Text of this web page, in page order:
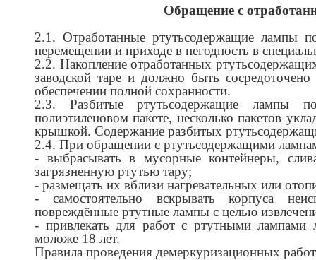
Обращение с
2.1. Отработанные ртутьсодержащие лампы
перемещении и приходе в негодность в
2.2. Накопление отработанных
заводской таре и должно быть
обеспечении полной сохранности.
2.3. Разбитые ртутьсодержащие лампы
полиэтиленовом пакете, несколько пакетов
крышкой. Содержание разбитых
2.4. При обращении с ртутьсодержащими
- выбрасывать в мусорные контейнеры,
загрязненную ртутью тару;
- размещать их вблизи нагревательных или
- самостоятельно вскрывать корпуса
повреждённые ртутные лампы с целью
- привлекать для работ с ртутными
моложе 18 лет.
Правила проведения демеркуризационных работ